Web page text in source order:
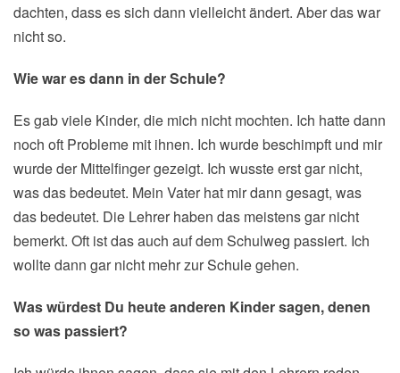
dachten, dass es sich dann vielleicht ändert. Aber das war
nicht so.
Wie war es dann in der Schule?
Es gab viele Kinder, die mich nicht mochten. Ich hatte dann
noch oft Probleme mit ihnen. Ich wurde beschimpft und mir
wurde der Mittelfinger gezeigt. Ich wusste erst gar nicht,
was das bedeutet. Mein Vater hat mir dann gesagt, was
das bedeutet. Die Lehrer haben das meistens gar nicht
bemerkt. Oft ist das auch auf dem Schulweg passiert. Ich
wollte dann gar nicht mehr zur Schule gehen.
Was würdest Du heute anderen Kinder sagen, denen
so was passiert?